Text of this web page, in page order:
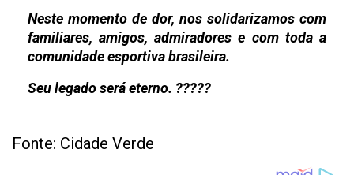
Neste momento de dor, nos solidarizamos com
familiares, amigos, admiradores e com toda a
comunidade esportiva brasileira.
Seu legado será eterno. ?????
Fonte: Cidade Verde